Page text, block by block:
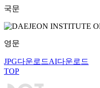
국문
영문
JPG다운로드AI다운로드
TOP